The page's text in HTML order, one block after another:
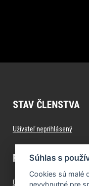
STAV ČLENSTVA
Užívateľ neprihlásený
Úvod
Súhlas s
Cookies sú malé
nevyhnutné pre